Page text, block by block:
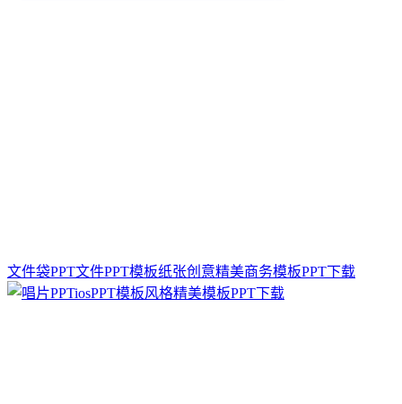
文件袋PPT文件PPT模板纸张创意精美商务模板PPT下载